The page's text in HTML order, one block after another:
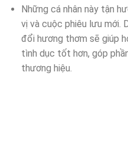
Những cá nhân này tận
vị và cuộc phiêu lưu mới.
đổi hương thơm sẽ giúp
tình dục tốt hơn, góp
thương hiệu.